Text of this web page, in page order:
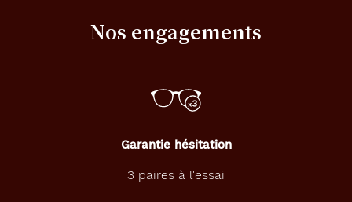
Nos engagements
Garantie hésitation
3 paires à l'essai